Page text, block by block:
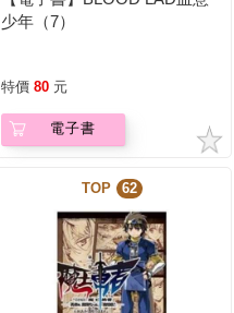
少年（7）
特價 80 元
電子書
TOP 62